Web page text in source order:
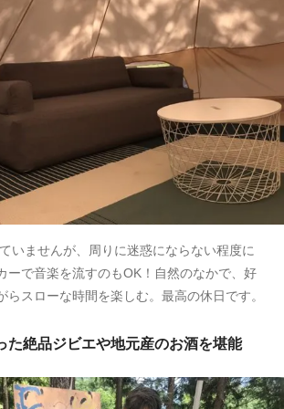
いませんが、周りに迷惑にならない程度に
ーで音楽を流すのもOK！自然のなかで、好
らスローな時間を楽しむ。最高の休日です。
た絶品ジビエや地元産のお酒を堪能